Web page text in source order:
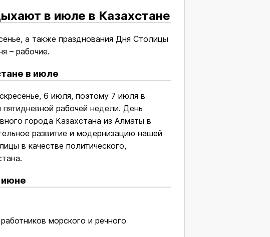
в июле в Казахстане
а также празднования Дня Столицы
– рабочие.
в июле
6 июля, поэтому 7 июля в
рабочей недели. День
города Казахстана из Алматы в
развитие и модернизацию нашей
в качестве политического,
июне
морского и речного